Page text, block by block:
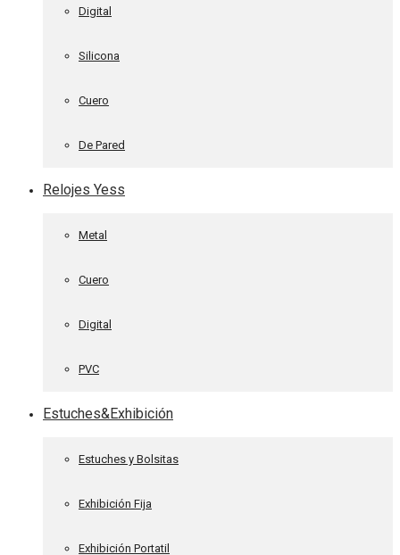
Digital
Silicona
Cuero
De Pared
Relojes Yess
Metal
Cuero
Digital
PVC
Estuches&Exhibición
Estuches y Bolsitas
Exhibición Fija
Exhibición Portatil